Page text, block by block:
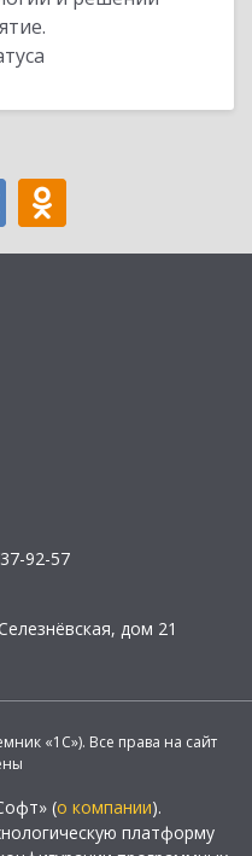
92-57
дом 21
«1С»). Все права на сайт
(о компании).
платформу